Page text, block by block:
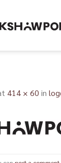
414 × 60 in